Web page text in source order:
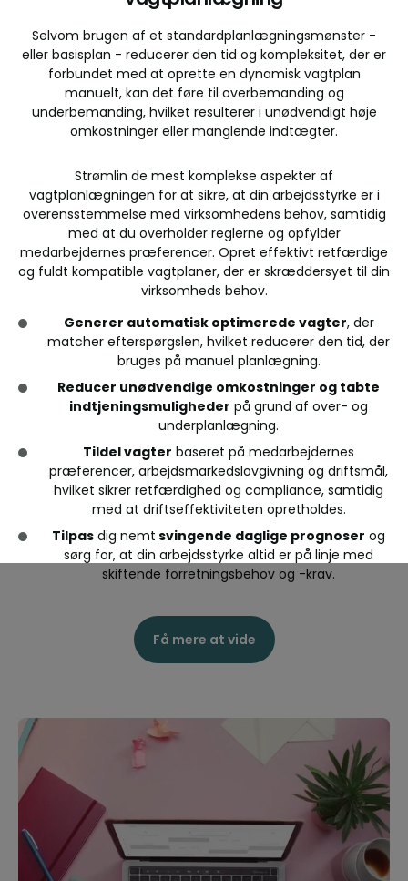
Selvom brugen af et standardplanlægningsmønster -
eller basisplan - reducerer den tid og kompleksitet, der er
forbundet med at oprette en dynamisk vagtplan
manuelt, kan det føre til overbemanding og
underbemanding, hvilket resulterer i unødvendigt høje
omkostninger eller manglende indtægter.
Strømlin de mest komplekse aspekter af
vagtplanlægningen for at sikre, at din arbejdsstyrke er i
overensstemmelse med virksomhedens behov, samtidig
med at du overholder reglerne og opfylder
medarbejdernes præferencer. Opret effektivt retfærdige
og fuldt kompatible vagtplaner, der er skræddersyet til din
virksomheds behov.
Generer automatisk optimerede vagter, der
matcher efterspørgslen, hvilket reducerer den tid, der
bruges på manuel planlægning.
Reducer unødvendige omkostninger og tabte
indtjeningsmuligheder på grund af over- og
underplanlægning.
Tildel vagter baseret på medarbejdernes
præferencer, arbejdsmarkedslovgivning og driftsmål,
hvilket sikrer retfærdighed og compliance, samtidig
med at driftseffektiviteten opretholdes.
Tilpas dig nemt svingende daglige prognoser og
sørg for, at din arbejdsstyrke altid er på linje med
skiftende forretningsbehov og -krav.
Få mere at vide